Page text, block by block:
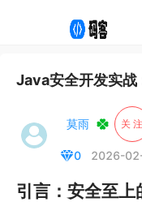
Java安全开发实战
莫雨 关 注
0 2026-
引言：安全至